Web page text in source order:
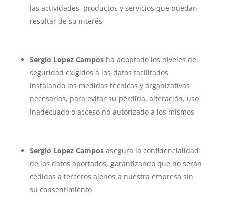
las actividades, productos y servicios que puedan
resultar de su interés
Sergio Lopez Campos ha adoptado los niveles de
seguridad exigidos a los datos facilitados
instalando las medidas técnicas y organizativas
necesarias, para evitar su pérdida, alteración, uso
inadecuado o acceso no autorizado a los mismos
Sergio Lopez Campos asegura la confidencialidad
de los datos aportados, garantizando que no serán
cedidos a terceros ajenos a nuestra empresa sin
su consentimiento